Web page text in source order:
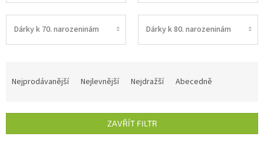
Dárky k 70. narozeninám Dárky k 80. narozeninám
í
Nejprodávanější Nejlevnější Nejdražší Abecedně
ZAVŘÍT FILTR